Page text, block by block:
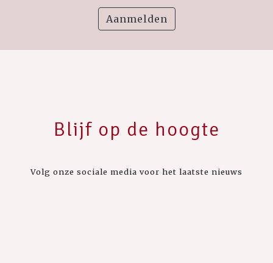
Aanmelden
Blijf op de hoogte
Volg onze sociale media voor het laatste nieuws